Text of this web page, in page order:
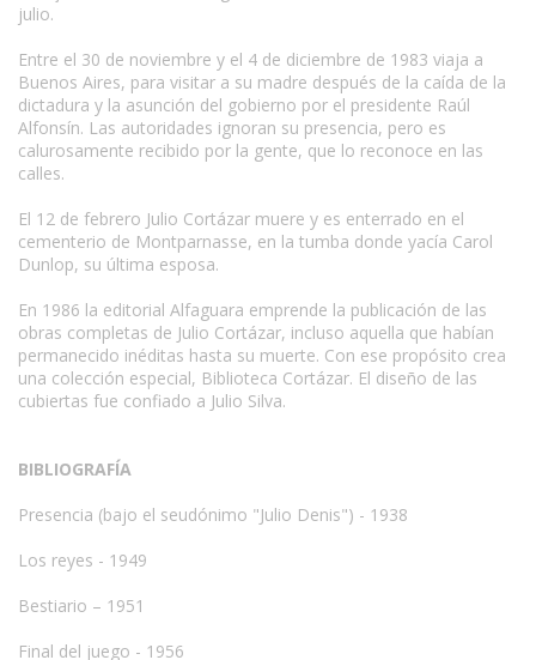
julio.
Entre el 30 de noviembre y el 4 de diciembre de 1983 viaja a
Buenos Aires, para visitar a su madre después de la caída de la
dictadura y la asunción del gobierno por el presidente Raúl
Alfonsín. Las autoridades ignoran su presencia, pero es
calurosamente recibido por la gente, que lo reconoce en las
calles.
El 12 de febrero Julio Cortázar muere y es enterrado en el
cementerio de Montparnasse, en la tumba donde yacía Carol
Dunlop, su última esposa.
En 1986 la editorial Alfaguara emprende la publicación de las
obras completas de Julio Cortázar, incluso aquella que habían
permanecido inéditas hasta su muerte. Con ese propósito crea
una colección especial, Biblioteca Cortázar. El diseño de las
cubiertas fue confiado a Julio Silva.
BIBLIOGRAFÍA
Presencia (bajo el seudónimo "Julio Denis") - 1938
Los reyes - 1949
Bestiario – 1951
Final del juego - 1956